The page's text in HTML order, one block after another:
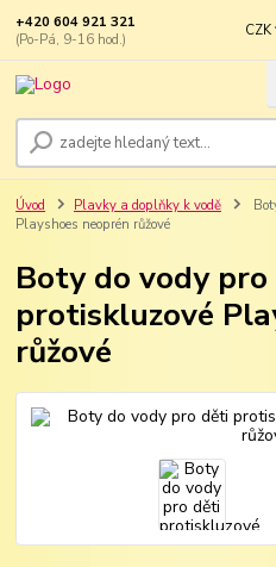
CZK
+420 604 921 321
(Po-Pá, 9-16 hod.)
Úvod Plavky a doplňky k vodě
Playshoes neoprén růžové
Boty do vody
protiskluzové
růžové